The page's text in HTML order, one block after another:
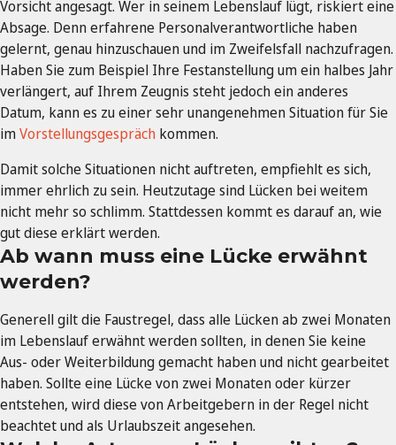
Vorsicht angesagt. Wer in seinem Lebenslauf lügt, riskiert eine
Absage. Denn erfahrene Personalverantwortliche haben
gelernt, genau hinzuschauen und im Zweifelsfall nachzufragen.
Haben Sie zum Beispiel Ihre Festanstellung um ein halbes Jahr
verlängert, auf Ihrem Zeugnis steht jedoch ein anderes
Datum, kann es zu einer sehr unangenehmen Situation für Sie
imVorstellungsgespräch kommen.
Damit solche Situationen nicht auftreten, empfiehlt es sich,
immer ehrlich zu sein. Heutzutage sind Lücken bei weitem
nicht mehr so schlimm. Stattdessen kommt es darauf an, wie
gut diese erklärt werden.
Ab wann muss eine Lücke erwähnt
werden?
Generell gilt die Faustregel, dass alle Lücken ab zwei Monaten
im Lebenslauf erwähnt werden sollten, in denen Sie keine
Aus- oder Weiterbildung gemacht haben und nicht gearbeitet
haben. Sollte eine Lücke von zwei Monaten oder kürzer
entstehen, wird diese von Arbeitgebern in der Regel nicht
beachtet und als Urlaubszeit angesehen.